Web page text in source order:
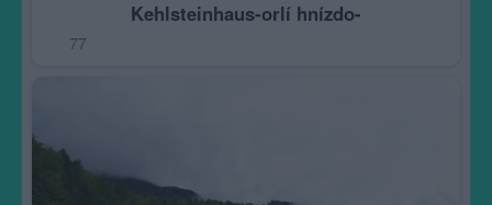
Kehlsteinhaus-orlí hnízdo-
77